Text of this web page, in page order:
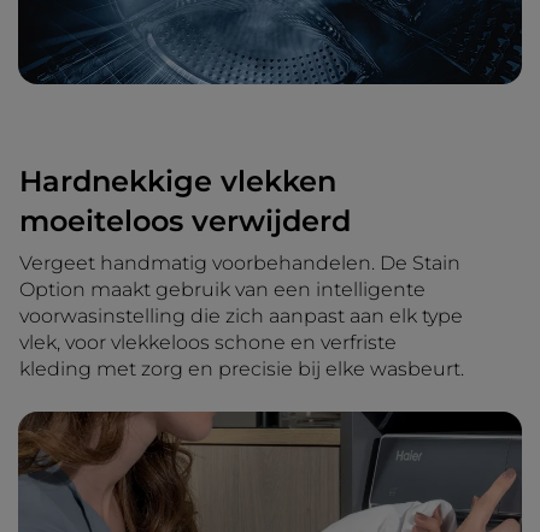
Hardnekkige vlekken
moeiteloos verwijderd
Vergeet handmatig voorbehandelen. De Stain
Option maakt gebruik van een intelligente
voorwasinstelling die zich aanpast aan elk type
vlek, voor vlekkeloos schone en verfriste
kleding met zorg en precisie bij elke wasbeurt.